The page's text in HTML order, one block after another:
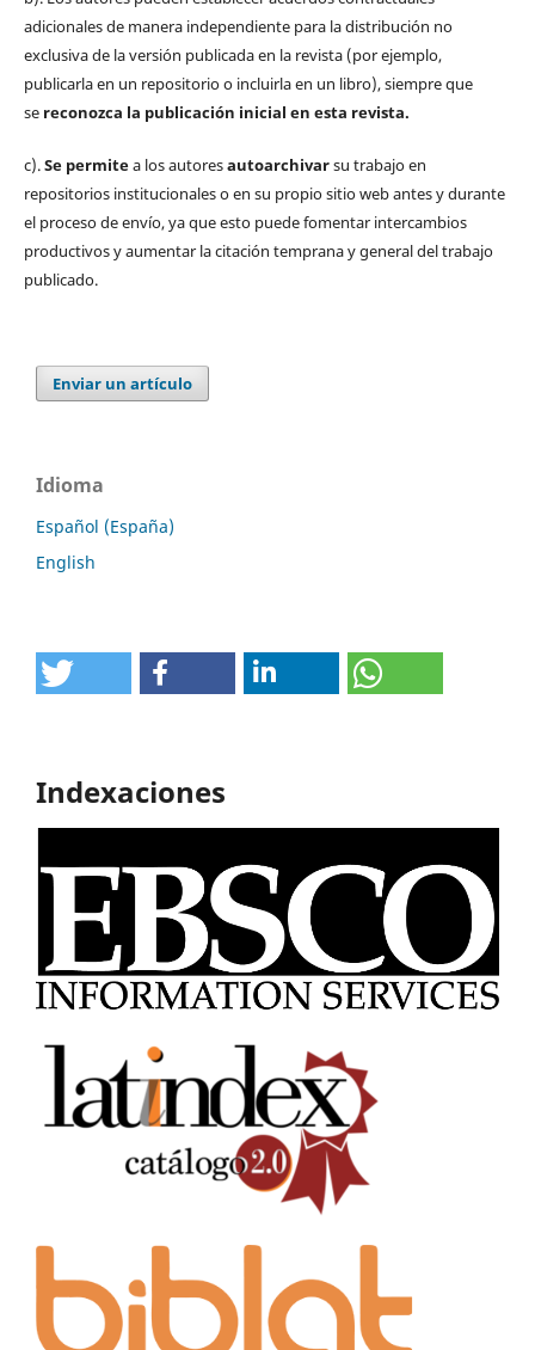
adicionales de manera independiente para la distribución no
exclusiva de la versión publicada en la revista (por ejemplo,
publicarla en un repositorio o incluirla en un libro), siempre que
sereconozca la publicación inicial en esta revista.
c).Se permitea los autoresautoarchivarsu trabajo en
repositorios institucionales o en su propio sitio web antes y durante
el proceso de envío, ya que esto puede fomentar intercambios
productivos y aumentar la citación temprana y general del trabajo
publicado.
Enviar un artículo
Idioma
Español (España)
English
Indexaciones